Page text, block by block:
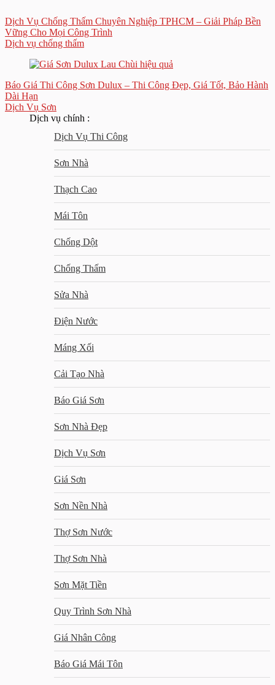
Dịch Vụ Chống Thấm Chuyên Nghiệp TPHCM – Giải Pháp Bền
Vững Cho Mọi Công Trình
Dịch vụ chống thấm
Báo Giá Thi Công Sơn Dulux – Thi Công Đẹp, Giá Tốt, Bảo Hành
Dài Hạn
Dịch Vụ Sơn
Dịch vụ chính :
Dịch Vụ Thi Công
Sơn Nhà
Thạch Cao
Mái Tôn
Chống Dột
Chống Thấm
Sửa Nhà
Điện Nước
Máng Xối
Cải Tạo Nhà
Báo Giá Sơn
Sơn Nhà Đẹp
Dịch Vụ Sơn
Giá Sơn
Sơn Nền Nhà
Thợ Sơn Nước
Thợ Sơn Nhà
Sơn Mặt Tiền
Quy Trình Sơn Nhà
Giá Nhân Công
Báo Giá Mái Tôn